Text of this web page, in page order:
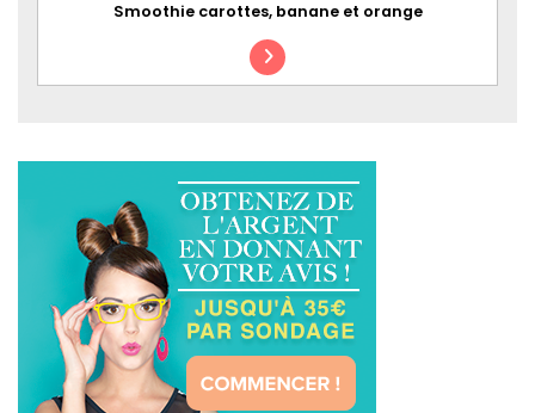
Smoothie carottes, banane et orange